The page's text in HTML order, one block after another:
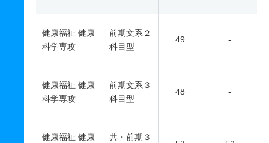
健康福祉 健康
科学専攻
前期文系２
科目型
49 -
健康福祉 健康
科学専攻
前期文系３
科目型
48 -
健康福祉 健康
共・前期３